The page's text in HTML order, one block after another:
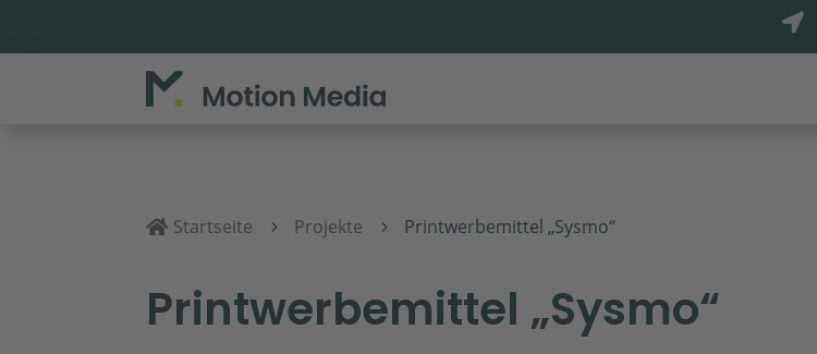

 Startseite 5 Projekte 5 Printwerbemittel „Sysmo“
Printwerbemittel „Sysmo“